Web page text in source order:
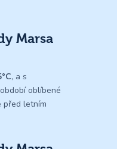
Marsa
, a s
oblíbené
před letním